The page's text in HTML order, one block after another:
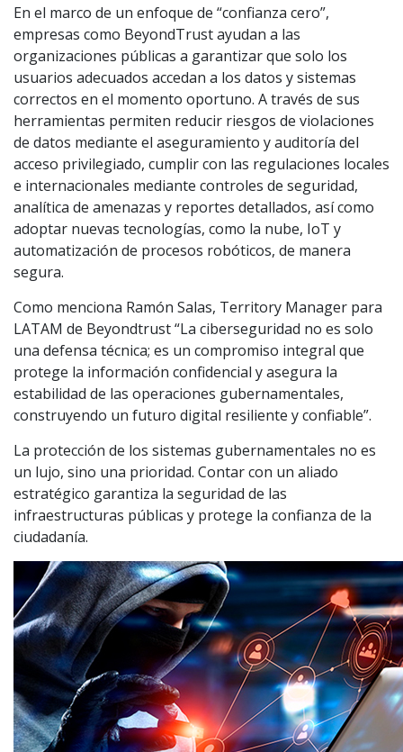
En el marco de un enfoque de “confianza cero”,
empresas como BeyondTrust ayudan a las
organizaciones públicas a garantizar que solo los
usuarios adecuados accedan a los datos y sistemas
correctos en el momento oportuno. A través de sus
herramientas permiten reducir riesgos de violaciones
de datos mediante el aseguramiento y auditoría del
acceso privilegiado, cumplir con las regulaciones locales
e internacionales mediante controles de seguridad,
analítica de amenazas y reportes detallados, así como
adoptar nuevas tecnologías, como la nube, IoT y
automatización de procesos robóticos, de manera
segura.
Como menciona Ramón Salas, Territory Manager para
LATAM de Beyondtrust “La ciberseguridad no es solo
una defensa técnica; es un compromiso integral que
protege la información confidencial y asegura la
estabilidad de las operaciones gubernamentales,
construyendo un futuro digital resiliente y confiable”.
La protección de los sistemas gubernamentales no es
un lujo, sino una prioridad. Contar con un aliado
estratégico garantiza la seguridad de las
infraestructuras públicas y protege la confianza de la
ciudadanía.